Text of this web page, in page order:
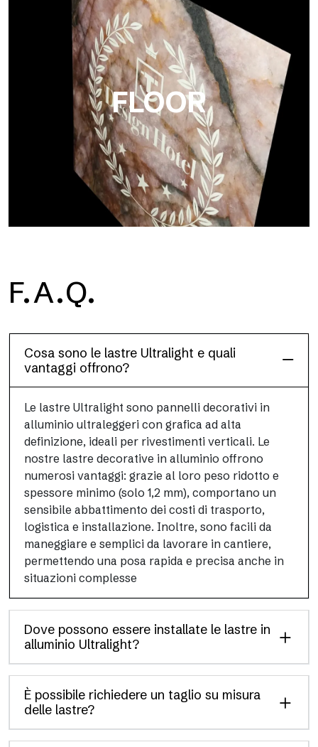
Project
Ultralight Project è un pannello composito in alluminio da 3 mm
FLOOR
Floor
Questa finitura per pavimenti, resistente e leggera (PEI 4; R10),
F.A.Q.
Cosa sono le lastre Ultralight e quali
vantaggi offrono?
Le lastre Ultralight sono pannelli decorativi in
alluminio ultraleggeri con grafica ad alta
definizione, ideali per rivestimenti verticali. Le
nostre lastre decorative in alluminio offrono
numerosi vantaggi: grazie al loro peso ridotto e
spessore minimo (solo 1,2 mm), comportano un
sensibile abbattimento dei costi di trasporto,
logistica e installazione. Inoltre, sono facili da
maneggiare e semplici da lavorare in cantiere,
permettendo una posa rapida e precisa anche in
situazioni complesse
Dove possono essere installate le lastre in
alluminio Ultralight?
È possibile richiedere un taglio su misura
delle lastre?